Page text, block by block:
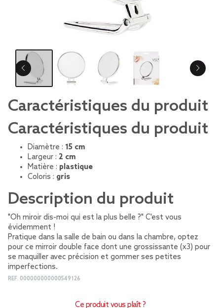
Caractéristiques du produit
Caractéristiques du produit
Diamètre : 15 cm
Largeur : 2 cm
Matière : plastique
Coloris : gris
Description du produit
"Oh miroir dis-moi qui est la plus belle ?" C'est vous
évidemment !
Pratique dans la salle de bain ou dans la chambre, optez
pour ce mirroir double face dont une grossissante (x3) pour
se maquiller avec précision et gommer ses petites
imperfections.
REF. 000000000000549126
Ce produit vous plaît ?